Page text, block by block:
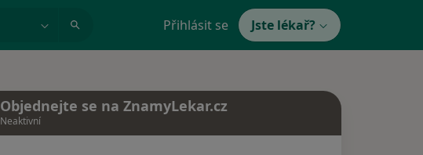
Přihlásit se Jste lékař?
Objednejte se na ZnamyLekar.cz
Neaktivní